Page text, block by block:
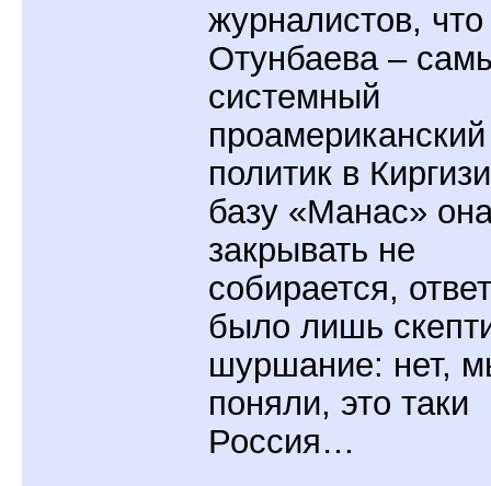
журналистов,
Отунбаева –
системный
проамериканский
политик в
базу «Манас»
закрывать не
собирается,
было лишь
шуршание: нет,
поняли, это таки
Россия…